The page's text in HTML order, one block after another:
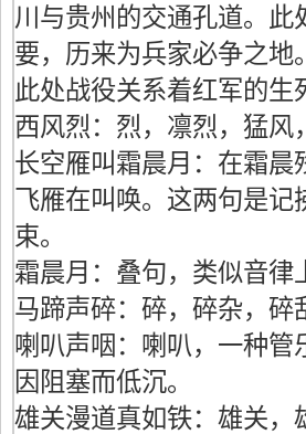
川与贵州的交通孔道。
要，历来为兵家必争之
此处战役关系着红军的生
西风烈：烈，凛烈，猛风
长空雁叫霜晨月：在霜
飞雁在叫唤。这两句是
束。
霜晨月：叠句，类似音
马蹄声碎：碎，碎杂，碎
喇叭声咽：喇叭，一种
因阻塞而低沉。
雄关漫道真如铁：雄关，